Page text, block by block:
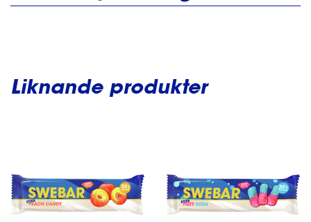
Liknande produkter